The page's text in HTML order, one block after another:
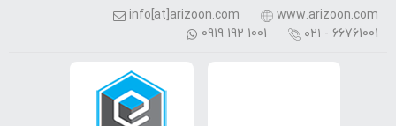
www.arizoon.com
info[at]arizoon.com
۰۲۱ - 66761001
0919 192 1001